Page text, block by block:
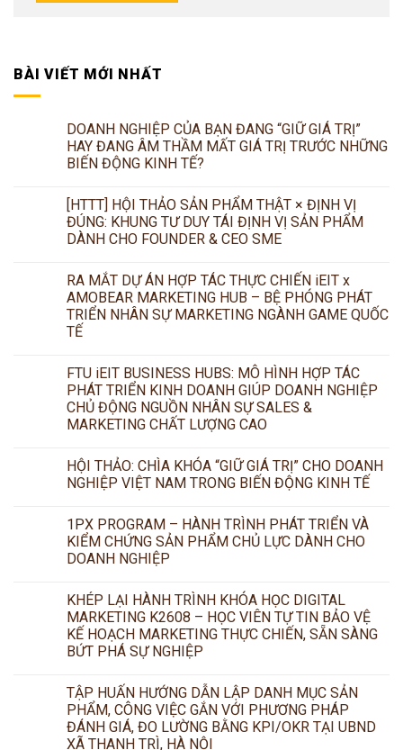
BÀI VIẾT MỚI NHẤT
DOANH NGHIỆP CỦA BẠN ĐANG “GIỮ GIÁ TRỊ”
HAY ĐANG ÂM THẦM MẤT GIÁ TRỊ TRƯỚC NHỮNG
BIẾN ĐỘNG KINH TẾ?
[HTTT] HỘI THẢO SẢN PHẨM THẬT × ĐỊNH VỊ
ĐÚNG: KHUNG TƯ DUY TÁI ĐỊNH VỊ SẢN PHẨM
DÀNH CHO FOUNDER & CEO SME
RA MẮT DỰ ÁN HỢP TÁC THỰC CHIẾN iEIT x
AMOBEAR MARKETING HUB – BỆ PHÓNG PHÁT
TRIỂN NHÂN SỰ MARKETING NGÀNH GAME QUỐC
TẾ
FTU iEIT BUSINESS HUBS: MÔ HÌNH HỢP TÁC
PHÁT TRIỂN KINH DOANH GIÚP DOANH NGHIỆP
CHỦ ĐỘNG NGUỒN NHÂN SỰ SALES &
MARKETING CHẤT LƯỢNG CAO
HỘI THẢO: CHÌA KHÓA “GIỮ GIÁ TRỊ” CHO DOANH
NGHIỆP VIỆT NAM TRONG BIẾN ĐỘNG KINH TẾ
1PX PROGRAM – HÀNH TRÌNH PHÁT TRIỂN VÀ
KIỂM CHỨNG SẢN PHẨM CHỦ LỰC DÀNH CHO
DOANH NGHIỆP
KHÉP LẠI HÀNH TRÌNH KHÓA HỌC DIGITAL
MARKETING K2608 – HỌC VIÊN TỰ TIN BẢO VỆ
KẾ HOẠCH MARKETING THỰC CHIẾN, SẴN SÀNG
BỨT PHÁ SỰ NGHIỆP
TẬP HUẤN HƯỚNG DẪN LẬP DANH MỤC SẢN
PHẨM, CÔNG VIỆC GẮN VỚI PHƯƠNG PHÁP
ĐÁNH GIÁ, ĐO LƯỜNG BẰNG KPI/OKR TẠI UBND
XÃ THANH TRÌ, HÀ NỘI